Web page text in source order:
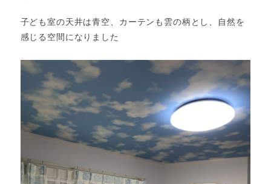
子ども室の天井は青空、カーテンも雲の柄とし、自然を
感じる空間になりました